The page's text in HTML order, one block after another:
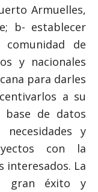
Armuelles,
b- establecer
de
y nacionales
para darles
a su
de datos
y
con la
interesados. La
gran éxito y